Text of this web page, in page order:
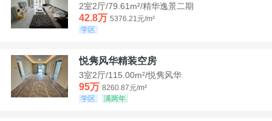
2室2厅/79.61m²/精华逸景二期
42.8万 5376.21元/m²
学区
悦隽风华精装空房
3室2厅/115.00m²/悦隽风华
95万 8260.87元/m²
学区
满两年